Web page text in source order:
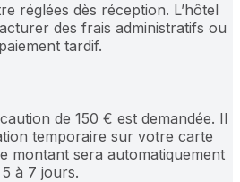
réglées dès réception. L’hôtel
des frais administratifs ou
tardif.
de 150 € est demandée. Il
temporaire sur votre carte
montant sera automatiquement
à 7 jours.